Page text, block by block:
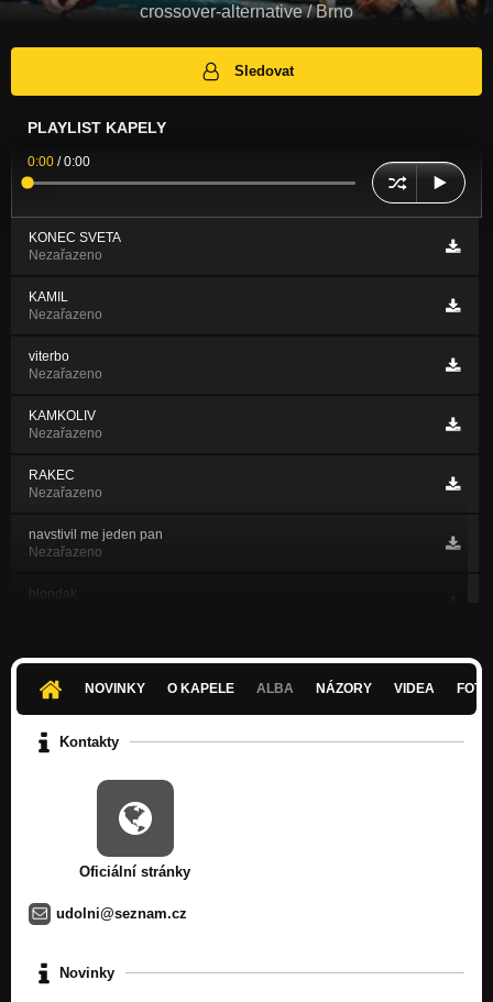
crossover-alternative / Brno
Sledovat
PLAYLIST KAPELY
0:00 /0:00
KONEC SVETA
Nezařazeno
KAMIL
Nezařazeno
viterbo
Nezařazeno
KAMKOLIV
Nezařazeno
RAKEC
Nezařazeno
navstivil me jeden pan
Nezařazeno
blondak
Je to těžký
Nezařazeno
Nezařazeno
Nezařazeno
Nezařazeno
Nezařazeno
NOVINKY O KAPELE ALBA NÁZORY VIDEA
Kontakty
Oficiální stránky
udolni@seznam.cz
Novinky